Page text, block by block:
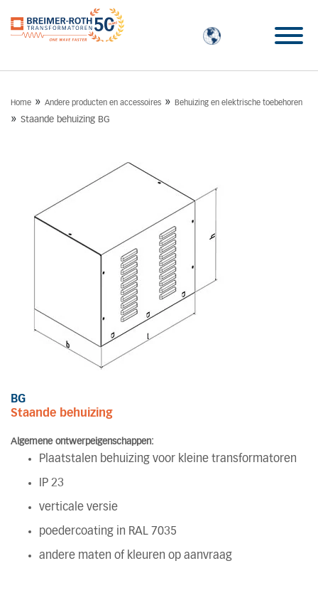
Home » Andere producten en accessoires » Behuizing en elektrische toebehoren
» Staande behuizing BG
BG
Staande behuizing
Algemene ontwerpeigenschappen:
Plaatstalen behuizing voor kleine transformatoren
IP 23
verticale versie
poedercoating in RAL 7035
andere maten of kleuren op aanvraag